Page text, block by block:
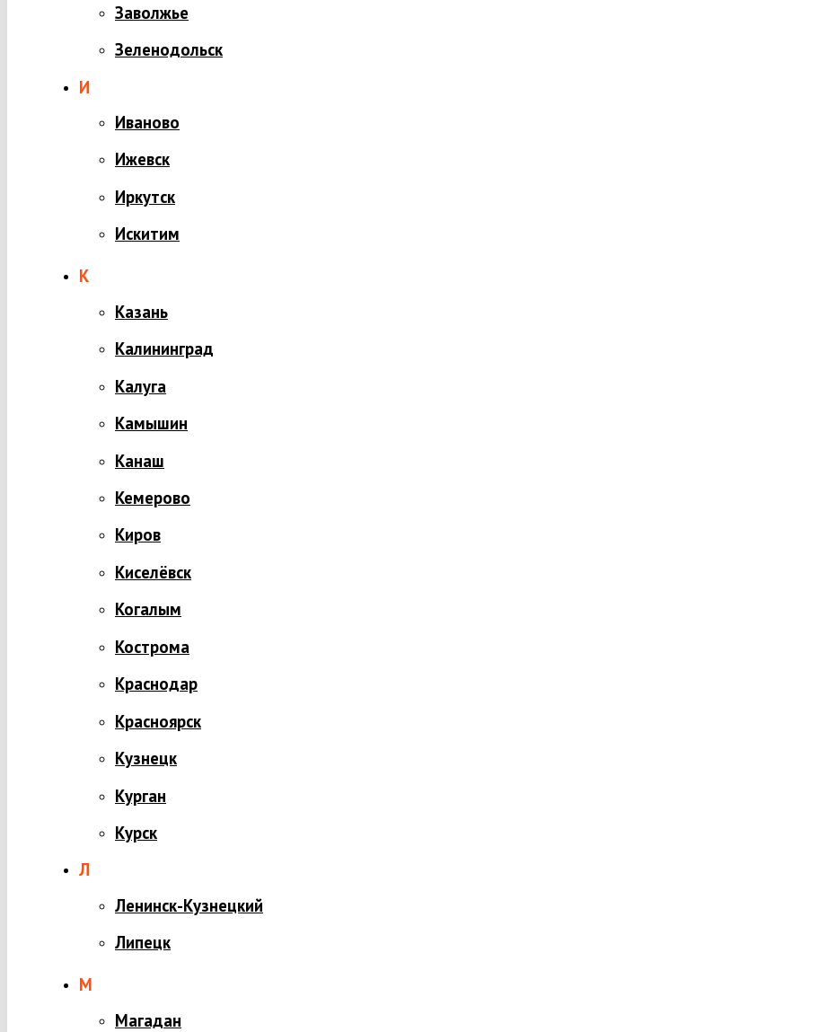
Заволжье
Зеленодольск
И
Иваново
Ижевск
Иркутск
Искитим
К
Казань
Калининград
Калуга
Камышин
Канаш
Кемерово
Киров
Киселёвск
Когалым
Кострома
Краснодар
Красноярск
Кузнецк
Курган
Курск
Л
Ленинск-Кузнецкий
Липецк
М
Магадан